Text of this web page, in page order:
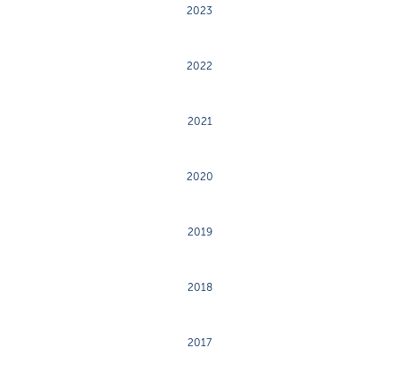
2023
2022
2021
2020
2019
2018
2017